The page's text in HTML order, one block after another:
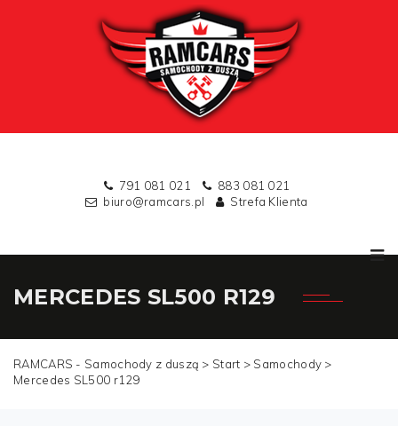
791 081 021
883 081 021
biuro@ramcars.pl
Strefa Klienta
MERCEDES SL500 R129
RAMCARS - Samochody z duszą > Start > Samochody >
Mercedes SL500 r129